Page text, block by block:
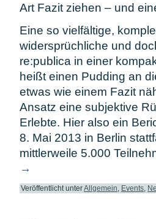
Art Fazit ziehen – und
Eine so vielfältige,
widersprüchliche und
re:publica in einer
heißt einen Pudding an
etwas wie einem Fazit
Ansatz eine subjektive
Erlebte. Hier also ein
8. Mai 2013 in Berlin
mittlerweile 5.000
→
Veröffentlicht unterAllgemein, Events,